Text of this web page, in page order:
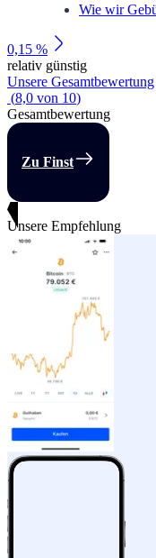
Wie wir
0,15 %
relativ günstig
Unsere Gesamtbewertung
(8,0 von 10)
Gesamtbewertung
Zu Finst
Unsere Empfehlung